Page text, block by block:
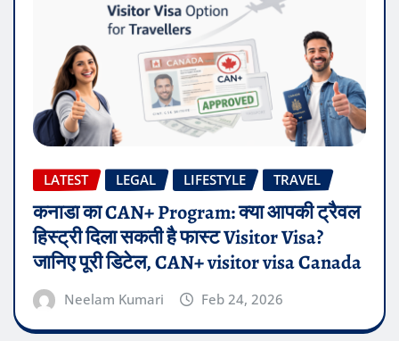
LATEST LEGAL LIFESTYLE TRAVEL
कनाडा का CAN+ Program: क्या आपकी ट्रैवल
हिस्ट्री दिला सकती है फास्ट Visitor Visa?
जानिए पूरी डिटेल, CAN+ visitor visa Canada
Neelam Kumari Feb 24, 2026